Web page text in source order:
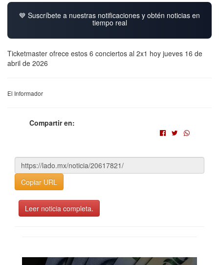
💙 Suscríbete a nuestras notificaciones y obtén noticias en
tiempo real
Ticketmaster ofrece estos 6 conciertos al 2x1 hoy jueves 16 de
abril de 2026
El Informador
Compartir en:
Copiar URL
Leer noticia completa.